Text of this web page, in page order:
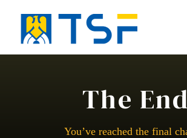
contenuto
The End
You’ve reached the final